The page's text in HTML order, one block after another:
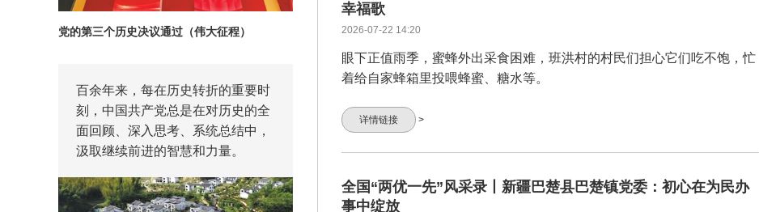
党的第三个历史决议通过（伟大征程）
百余年来，每在历史转折的重要时
刻，中国共产党总是在对历史的全
面回顾、深入思考、系统总结中，
汲取继续前进的智慧和力量。
幸福歌
2026-07-22 14:20
眼下正值雨季，蜜蜂外出采食困难，班洪村的村民们担心它们吃不饱，忙
着给自家蜂箱里投喂蜂蜜、糖水等。
详情链接 >
全国“两优一先”风采录丨新疆巴楚县巴楚镇党委：初心在为民办
事中绽放